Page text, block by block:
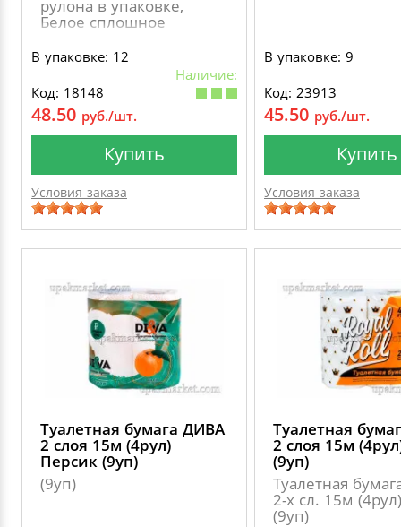
рулона в упаковке,
Белое сплошное
В упаковке: 12
Наличие:
Код: 18148
48.50 руб./шт.
Купить
Условия заказа
В упаковке: 9
Код: 23913
45.50 руб./шт.
Купить
Условия заказа
Туалетная бумага ДИВА
2 слоя 15м (4рул)
Персик (9уп)
(9уп)
Туалетная
2 слоя 15м
(9уп)
Туалетная
2-х сл. 15м
(9уп)